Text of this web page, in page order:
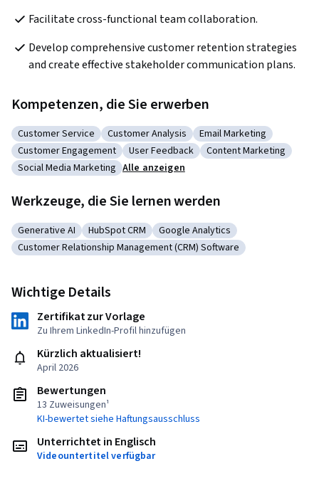
Facilitate cross-functional team collaboration.
Develop comprehensive customer retention strategies
and create effective stakeholder communication plans.
Kompetenzen, die Sie erwerben
Kategorie: Customer Service
Customer Service Kategorie: Customer Analysis
Customer Analysis Kategorie: Email
Email Marketing
Kategorie: Customer Engagement
Customer Engagement Kategorie: User Feedback
User Feedback Kategorie: Content
Content Marketing
Kategorie: Social Media Marketing
Social Media Marketing Alle anzeigen
Werkzeuge, die Sie lernen werden
Kategorie: Generative AI
Generative AI Kategorie: HubSpot CRM
HubSpot CRM Kategorie: Google Analytics
Google Analytics
Kategorie: Customer Relationship Management (CRM)
Customer Relationship Management (CRM) Software
Wichtige Details
Zertifikat zur Vorlage
Zu Ihrem LinkedIn-Profil hinzufügen
Kürzlich aktualisiert!
April 2026
Bewertungen
13 Zuweisungen¹
KI-bewertet siehe Haftungsausschluss
Unterrichtet in Englisch
Videountertitel verfügbar